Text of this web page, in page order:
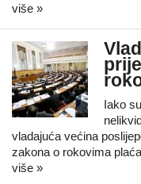
više »
Iako
vladajuća većina
zakona o rokovima
više »